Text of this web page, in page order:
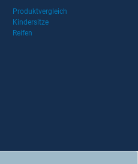
Produktvergleich
Kindersitze
Reifen